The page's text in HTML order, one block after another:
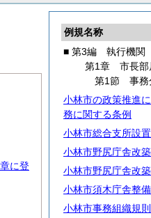
例規名称
■ 第3編 執行機関
第1章 市長部
第1節 事務
小林市の政策推進
務に関する条例
小林市総合支所設
小林市野尻庁舎改
小林市野尻庁舎改
小林市須木庁舎整
小林市事務組織規則
に登